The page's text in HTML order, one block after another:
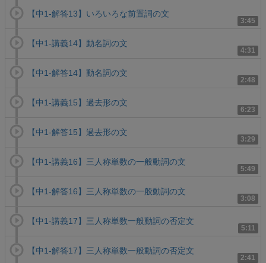
3:45
【中1-解答13】いろいろな前置詞の文
4:31
【中1-講義14】動名詞の文
2:48
【中1-解答14】動名詞の文
6:23
【中1-講義15】過去形の文
3:29
【中1-解答15】過去形の文
5:49
【中1-講義16】三人称単数の一般動詞の文
3:08
【中1-解答16】三人称単数の一般動詞の文
5:11
【中1-講義17】三人称単数一般動詞の否定文
2:41
【中1-解答17】三人称単数一般動詞の否定文